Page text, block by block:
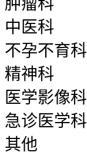
肿瘤科
中医科
不孕不育科
精神科
医学影像科
急诊医学科
其他